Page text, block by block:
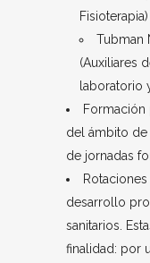
Fisioterapia)
Tubman
(Auxiliares
laboratorio
Formación
del ámbito de
de jornadas
desarrollo
sanitarios.
finalidad: por